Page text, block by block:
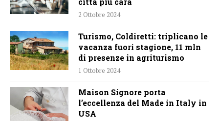
2 Ottobre 2024
Turismo, Coldiretti: triplicano le
vacanza fuori stagione, 11 mln
di presenze in agriturismo
1 Ottobre 2024
Maison Signore porta
l’eccellenza del Made in Italy in
USA